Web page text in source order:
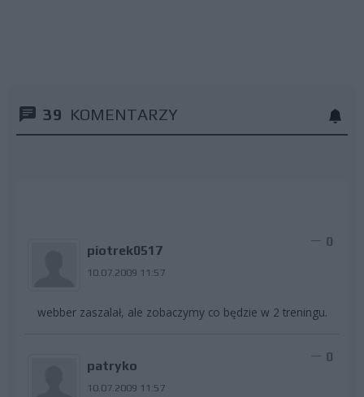
39 KOMENTARZY
piotrek0517
10.07.2009 11:57
0
webber zaszalał, ale zobaczymy co będzie w 2 treningu.
patryko
10.07.2009 11:57
0